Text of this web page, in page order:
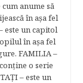
anume să
în aşa fel
este un capitol
în aşa fel
FAMILIA –
o serie
– este un